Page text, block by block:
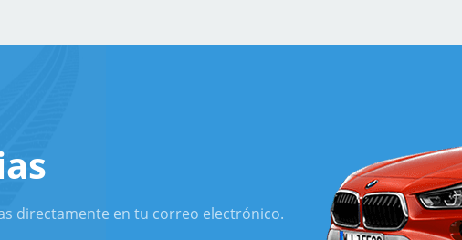
directamente en tu correo electrónico.